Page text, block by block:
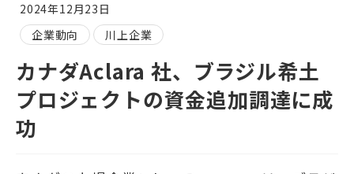
2024年12月23日
企業動向
川上企業
カナダAclara 社、ブラジル希土
プロジェクトの資金追加調達に成
功